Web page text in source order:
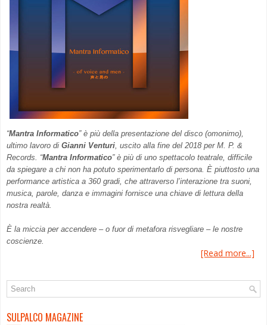
“Mantra Informatico” è più della presentazione del disco (omonimo),
ultimo lavoro di Gianni Venturi, uscito alla fine del 2018 per M. P. &
Records. “Mantra Informatico” è più di uno spettacolo teatrale, difficile
da spiegare a chi non ha potuto sperimentarlo di persona. È piuttosto una
performance artistica a 360 gradi, che attraverso l’interazione tra suoni,
musica, parole, danza e immagini fornisce una chiave di lettura della
nostra realtà.
È la miccia per accendere – o fuor di metafora risvegliare – le nostre
coscienze.
[Read more...]
SULPALCO MAGAZINE